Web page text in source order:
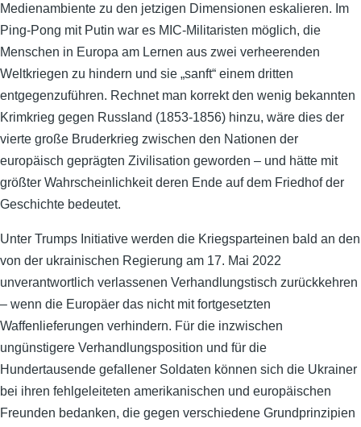
Medienambiente zu den jetzigen Dimensionen eskalieren. Im
Ping-Pong mit Putin war es MIC-Militaristen möglich, die
Menschen in Europa am Lernen aus zwei verheerenden
Weltkriegen zu hindern und sie „sanft“ einem dritten
entgegenzuführen. Rechnet man korrekt den wenig bekannten
Krimkrieg gegen Russland (1853-1856) hinzu, wäre dies der
vierte große Bruderkrieg zwischen den Nationen der
europäisch geprägten Zivilisation geworden – und hätte mit
größter Wahrscheinlichkeit deren Ende auf dem Friedhof der
Geschichte bedeutet.
Unter Trumps Initiative werden die Kriegsparteinen bald an den
von der ukrainischen Regierung am 17. Mai 2022
unverantwortlich verlassenen Verhandlungstisch zurückkehren
– wenn die Europäer das nicht mit fortgesetzten
Waffenlieferungen verhindern. Für die inzwischen
ungünstigere Verhandlungsposition und für die
Hundertausende gefallener Soldaten können sich die Ukrainer
bei ihren fehlgeleiteten amerikanischen und europäischen
Freunden bedanken, die gegen verschiedene Grundprinzipien